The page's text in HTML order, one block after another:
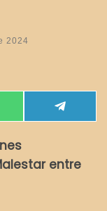
2024
en
e
g
r
entre